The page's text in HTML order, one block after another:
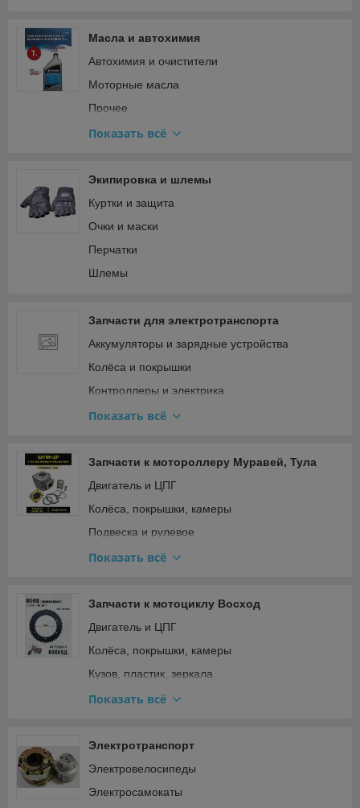
спидометр)
Масла и автохимия
Автохимия и очистители
Моторные масла
Прочее
Смазки
Показать всё
Экипировка и шлемы
Куртки и защита
Очки и маски
Перчатки
Шлемы
Запчасти для электротранспорта
Аккумуляторы и зарядные устройства
Колёса и покрышки
Контроллеры и электрика
Мотор-колёса и двигатели
Показать всё
Запчасти к мотороллеру Муравей, Тула
Двигатель и ЦПГ
Колёса, покрышки, камеры
Подвеска и рулевое
Прочее
Топливная система и карбюратор
Тормозная система
Трансмиссия (сцепление, вариатор, цепи)
Электрооборудование и зажигание
Показать всё
Запчасти к мотоциклу Восход
Двигатель и ЦПГ
Колёса, покрышки, камеры
Кузов, пластик, зеркала
Подвеска и рулевое
Ремкомплекты, прокладки, подшипники
Топливная система и карбюратор
Трансмиссия (сцепление, вариатор, цепи)
Показать всё
Электротранспорт
Электровелосипеды
Электросамокаты